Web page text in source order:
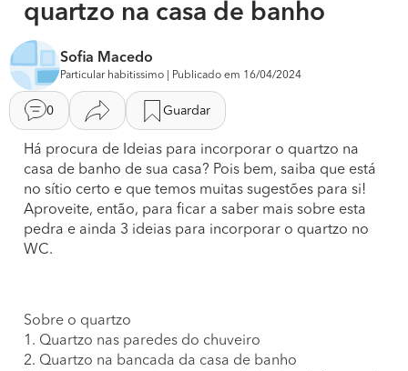
quartzo na casa de banho
Sofia Macedo
Particular habitissimo | Publicado em 16/04/2024
0 Guardar
Há procura de Ideias para incorporar o quartzo na
casa de banho de sua casa? Pois bem, saiba que está
no sítio certo e que temos muitas sugestões para si!
Aproveite, então, para ficar a saber mais sobre esta
pedra e ainda 3 ideias para incorporar o quartzo no
WC.
Sobre o quartzo
1. Quartzo nas paredes do chuveiro
2. Quartzo na bancada da casa de banho